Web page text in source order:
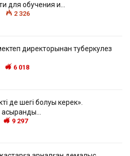
для обучения и…
2 326
директорынан туберкулез
6 018
де шегі болуы керек».
9 297